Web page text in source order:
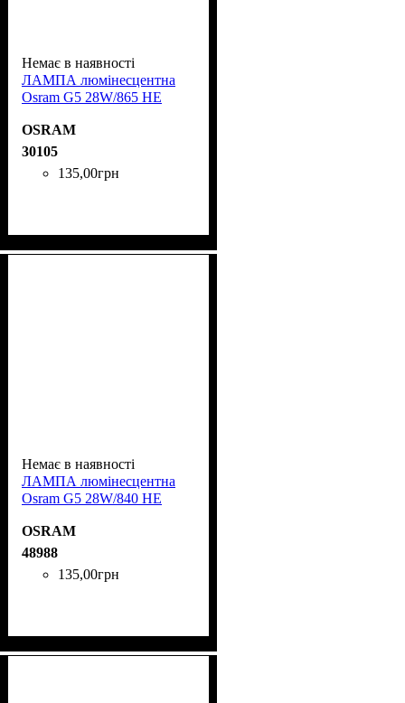
Немає в наявності
ЛАМПА люмінесцентна
Osram G5 28W/865 HE
OSRAM
30105
135,00грн
Немає в наявності
ЛАМПА люмінесцентна
Osram G5 28W/840 HE
OSRAM
48988
135,00грн